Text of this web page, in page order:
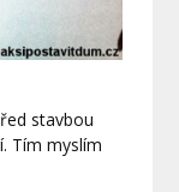
stavbou
Tím myslím